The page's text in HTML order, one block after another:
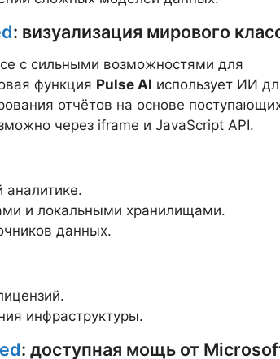
: визуализация мирового
с сильными возможностями для
функция Pulse AI использует ИИ
отчётов на основе
через iframe и JavaScript API.
аналитике.
и локальными хранилищами.
данных.
инфраструктуры.
: доступная мощь от